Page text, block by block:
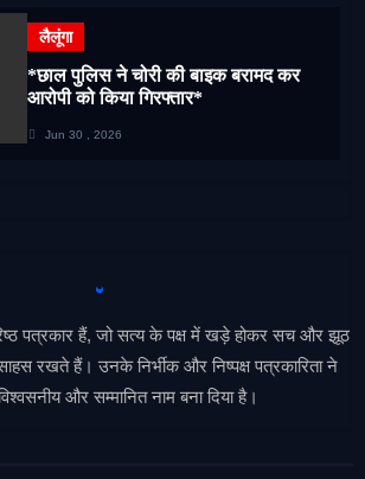
लैलूंगा
*छाल पुलिस ने चोरी की बाइक बरामद कर
आरोपी को किया गिरफ्तार*
Jun 30 , 2026
पत्रकार हैं, जो सत्य के पक्ष में खड़े होकर सच और झूठ
रखते हैं। उनके निर्भीक और निष्पक्ष पत्रकारिता ने
और सम्मानित नाम बना दिया है।